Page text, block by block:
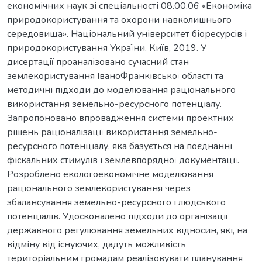
економічних наук зі спеціальності 08.00.06 «Економіка
природокористування та охорони навколишнього
середовища». Національний університет біоресурсів і
природокористування України. Київ, 2019. У
дисертації проаналізовано сучасний стан
землекористування ІваноФранківської області та
методичні підходи до моделювання раціонального
використання земельно-ресурсного потенціалу.
Запропоновано впровадження системи проектних
рішень раціоналізації використання земельно-
ресурсного потенціалу, яка базується на поєднанні
фіскальних стимулів і землевпорядної документації.
Розроблено екологоекономічне моделювання
раціонального землекористування через
збалансування земельно-ресурсного і людського
потенціалів. Удосконалено підходи до організації
державного регулювання земельних відносин, які, на
відміну від існуючих, дадуть можливість
територіальним громадам реалізовувати планування